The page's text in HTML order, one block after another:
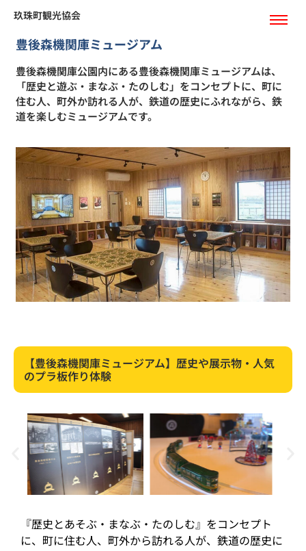
玖珠町観光協会
豊後森機関庫ミュージアム
豊後森機関庫公園内にある豊後森機関庫ミュージアムは、
「歴史と遊ぶ・まなぶ・たのしむ」をコンセプトに、町に
住む人、町外か訪れる人が、鉄道の歴史にふれながら、鉄
道を楽しむミュージアムです。
【豊後森機関庫ミュージアム】歴史や展示物・人気
のプラ板作り体験
『歴史とあそぶ・まなぶ・たのしむ』をコンセプト
に、町に住む人、町外から訪れる人が、鉄道の歴史に